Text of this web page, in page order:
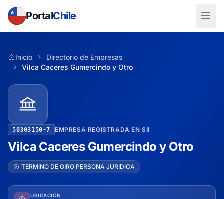
PortalChile
Inicio
Directorio de Empresas
Vilca Caceres Gumercindo y Otro
50303150-7 EMPRESA REGISTRADA EN SII
Vilca Caceres Gumercindo y Otro
TERMINO DE GIRO PERSONA JURIDICA
UBICACIÓN